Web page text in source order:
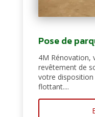
Pose de
4M Rénovation,
revêtement de
votre
flottant....